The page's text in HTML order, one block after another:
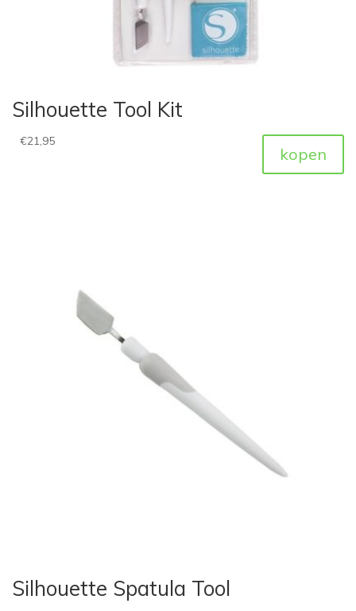
Silhouette Tool Kit
€21,95
kopen
Silhouette Spatula Tool